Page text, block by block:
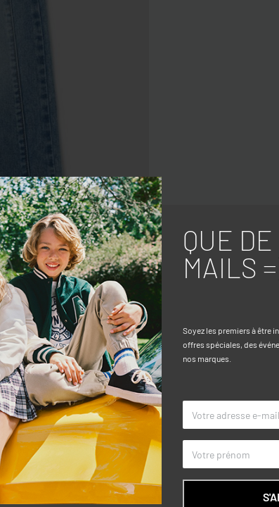
idéal pour les filles de trois à dix
confortable. Parfait pour les
quotidienne.
TAILLE
COULEUR
MARQUE
QUE
MAILS
Soyez les premiers à être
offres spéciales, des
nos marques.